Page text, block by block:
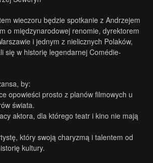
wieczoru będzie spotkanie z Andrzejem
o międzynarodowej renomie, dyrektorem
i jednym z nielicznych Polaków,
się w historię legendarnej Comédie-
by:
opowieści prosto z planów filmowych u
świata.
aktora, dla którego teatr i kino nie mają
który swoją charyzmą i talentem od
kultury.